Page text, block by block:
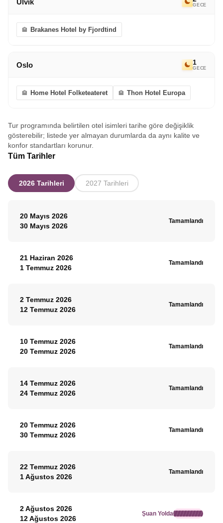
GECE
Brakanes Hotel by Fjordtind
Oslo 1
GECE
Home Hotel Folketeateret Thon Hotel Europa
Tur programında belirtilen otel isimleri tarihe göre değişiklik
gösterebilir; listede yer almayan durumlarda da aynı kalite ve
konfor standartları korunur.
Tüm Tarihler
2026 Tarihleri 2027 Tarihleri
20 Mayıs 2026
30 Mayıs 2026
Tamamlandı
21 Haziran 2026
1 Temmuz 2026
Tamamlandı
2 Temmuz 2026
12 Temmuz 2026
Tamamlandı
10 Temmuz 2026
20 Temmuz 2026
Tamamlandı
14 Temmuz 2026
24 Temmuz 2026
Tamamlandı
20 Temmuz 2026
30 Temmuz 2026
Tamamlandı
22 Temmuz 2026
1 Ağustos 2026
Tamamlandı
2 Ağustos 2026
12 Ağustos 2026
Şuan Yolda